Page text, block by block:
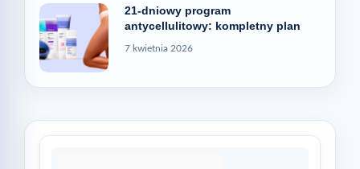
21-dniowy program
antycellulitowy: kompletny plan
7 kwietnia 2026